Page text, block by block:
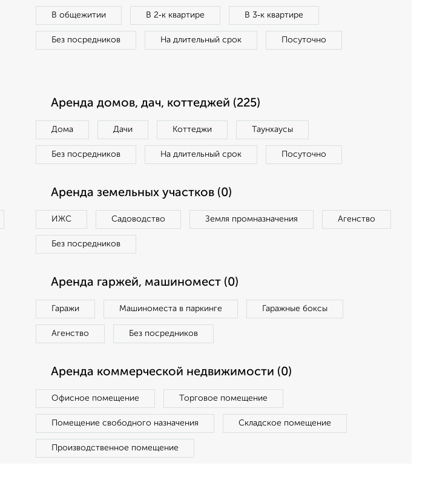
В общежитии В 2‑к квартире В 3‑к квартире
Без посредников На длительный срок Посуточно
Аренда домов, дач, коттеджей (225)
Дома Дачи Коттеджи Таунхаусы
Без посредников На длительный срок Посуточно
Аренда земельных участков (0)
ИЖС Садоводство Земля промназначения Агенство
Без посредников
Аренда гаржей, машиномест (0)
Гаражи Машиноместа в паркинге Гаражные боксы
Агенство Без посредников
Аренда коммерческой недвижимости (0)
Офисное помещение Торговое помещение
Помещение свободного назначения Складское помещение
Производственное помещение